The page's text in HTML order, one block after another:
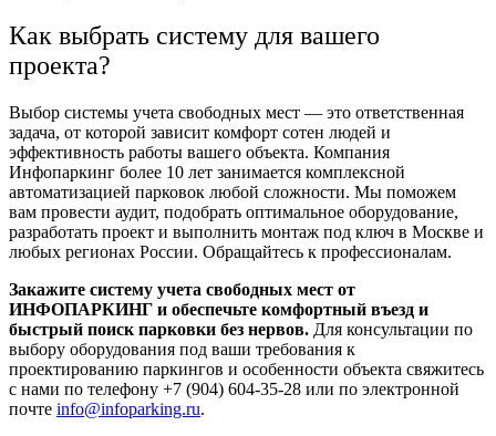
Как выбрать систему для вашего
проекта?
Выбор системы учета свободных мест — это ответственная
задача, от которой зависит комфорт сотен людей и
эффективность работы вашего объекта. Компания
Инфопаркинг более 10 лет занимается комплексной
автоматизацией парковок любой сложности. Мы поможем
вам провести аудит, подобрать оптимальное оборудование,
разработать проект и выполнить монтаж под ключ в Москве и
любых регионах России. Обращайтесь к профессионалам.
Закажите систему учета свободных мест от
ИНФОПАРКИНГ и обеспечьте комфортный въезд и
быстрый поиск парковки без нервов. Для консультации по
выбору оборудования под ваши требования к
проектированию паркингов и особенности объекта свяжитесь
с нами по телефону +7 (904) 604-35-28 или по электронной
почте info@infoparking.ru.